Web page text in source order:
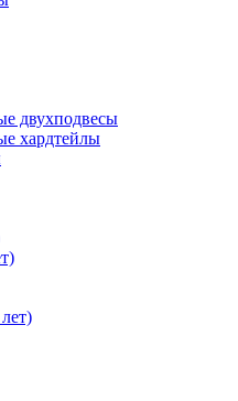
двухподвесы
хардтейлы